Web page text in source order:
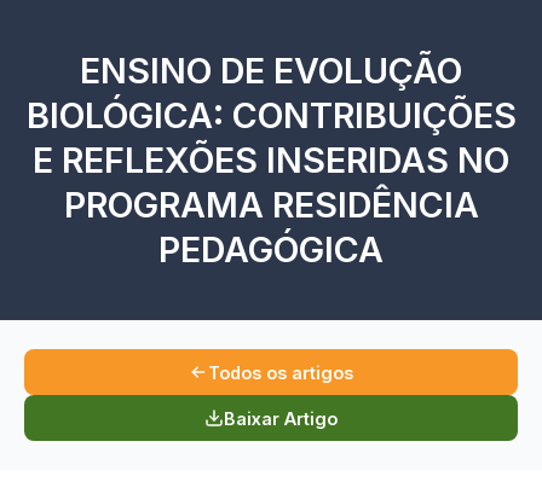
ENSINO DE EVOLUÇÃO
BIOLÓGICA: CONTRIBUIÇÕES
E REFLEXÕES INSERIDAS NO
PROGRAMA RESIDÊNCIA
PEDAGÓGICA
Todos os artigos
Baixar Artigo